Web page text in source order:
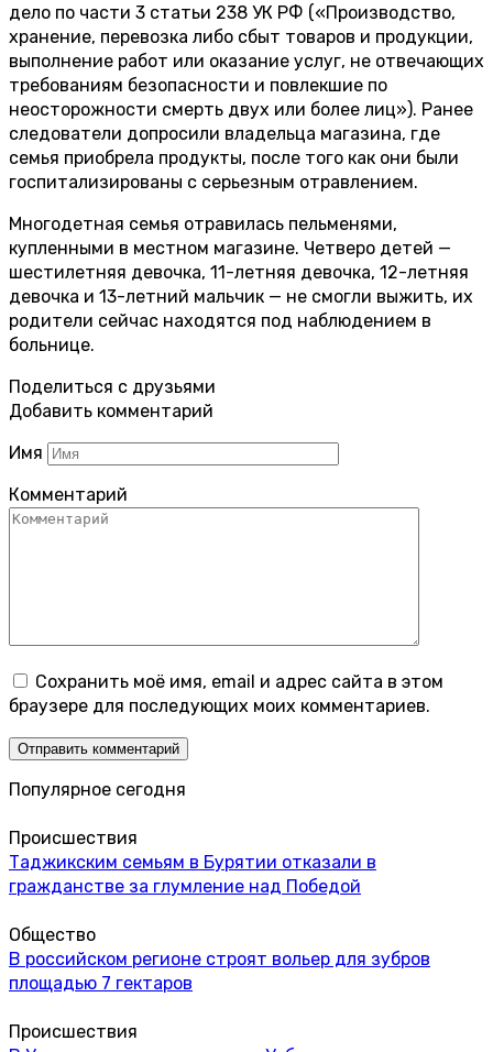
дело по части 3 статьи 238 УК РФ («Производство,
хранение, перевозка либо сбыт товаров и продукции,
выполнение работ или оказание услуг, не отвечающих
требованиям безопасности и повлекшие по
неосторожности смерть двух или более лиц»). Ранее
следователи допросили владельца магазина, где
семья приобрела продукты, после того как они были
госпитализированы с серьезным отравлением.
Многодетная семья отравилась пельменями,
купленными в местном магазине. Четверо детей —
шестилетняя девочка, 11-летняя девочка, 12-летняя
девочка и 13-летний мальчик — не смогли выжить, их
родители сейчас находятся под наблюдением в
больнице.
Поделиться с друзьями
Добавить комментарий
Имя
Комментарий
Сохранить моё имя, email и адрес сайта в этом
браузере для последующих моих комментариев.
Популярное сегодня
Происшествия
Таджикским семьям в Бурятии отказали в
гражданстве за глумление над Победой
Общество
В российском регионе строят вольер для зубров
площадью 7 гектаров
Происшествия